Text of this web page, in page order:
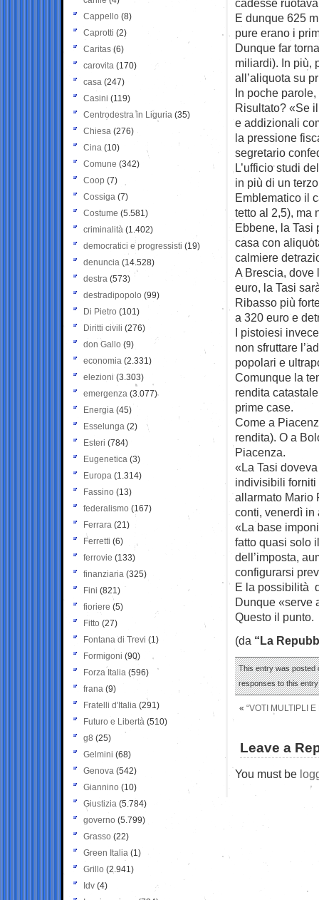
cadesse
E dunque 625
pure erano i
Dunque far
miliardi). In più,
all’aliquota su
In poche
Risultato? «Se
e addizionali
la pressione
segretario
L’ufficio studi
in più di un
Emblematico il
tetto al 2,5), ma
Ebbene, la Tasi
casa con
calmiere
A Brescia, dove
euro, la Tasi
Ribasso più
a 320 euro e
I pistoiesi
non sfruttare
popolari e
Comunque la
rendita
prime case.
Come a
rendita). O a
Piacenza.
«La Tasi
indivisibili forniti
allarmato Mario
conti, venerdì in
«La base
fatto quasi solo
dell’imposta,
configurarsi
E la possibilità
Dunque «serve
Questo il punto.
(da “La
This entry was posted
responses to this
« “VOTI MULTIPLI
Leave a
You must be
Cappello (8)
Caprotti (2)
Caritas (6)
carovita (170)
casa (247)
Casini (119)
Centrodestra in Liguria (35)
Chiesa (276)
Cina (10)
Comune (342)
Coop (7)
Cossiga (7)
Costume (5.581)
criminalità (1.402)
democratici e progressisti (19)
denuncia (14.528)
destra (573)
destradipopolo (99)
Di Pietro (101)
Diritti civili (276)
don Gallo (9)
economia (2.331)
elezioni (3.303)
emergenza (3.077)
Energia (45)
Esselunga (2)
Esteri (784)
Eugenetica (3)
Europa (1.314)
Fassino (13)
federalismo (167)
Ferrara (21)
Ferretti (6)
ferrovie (133)
finanziaria (325)
Fini (821)
fioriere (5)
Fitto (27)
Fontana di Trevi (1)
Formigoni (90)
Forza Italia (596)
frana (9)
Fratelli d'Italia (291)
Futuro e Libertà (510)
g8 (25)
Gelmini (68)
Genova (542)
Giannino (10)
Giustizia (5.784)
governo (5.799)
Grasso (22)
Green Italia (1)
Grillo (2.941)
Idv (4)